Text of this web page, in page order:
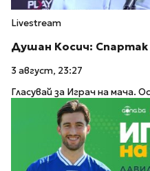
Livestream
Душан Косич:
3 август, 23:27
Гласувай за Играч на мача.